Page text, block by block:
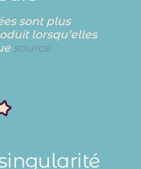
sont plus
lorsqu’elles
source